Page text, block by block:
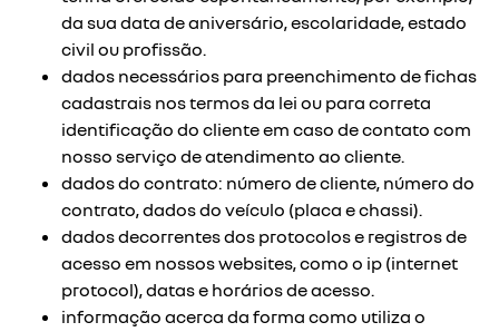
da sua data de aniversário, escolaridade, estado
civil ou profissão.
dados necessários para preenchimento de fichas
cadastrais nos termos da lei ou para correta
identificação do cliente em caso de contato com
nosso serviço de atendimento ao cliente.
dados do contrato: número de cliente, número do
contrato, dados do veículo (placa e chassi).
dados decorrentes dos protocolos e registros de
acesso em nossos websites, como o ip (internet
protocol), datas e horários de acesso.
informação acerca da forma como utiliza o